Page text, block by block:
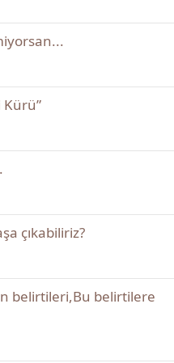
Kürü”
çıkabiliriz?
belirtileri,Bu belirtilere